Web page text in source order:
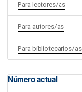
Para lectores/as
Para autores/as
Para bibliotecarios/as
Número actual